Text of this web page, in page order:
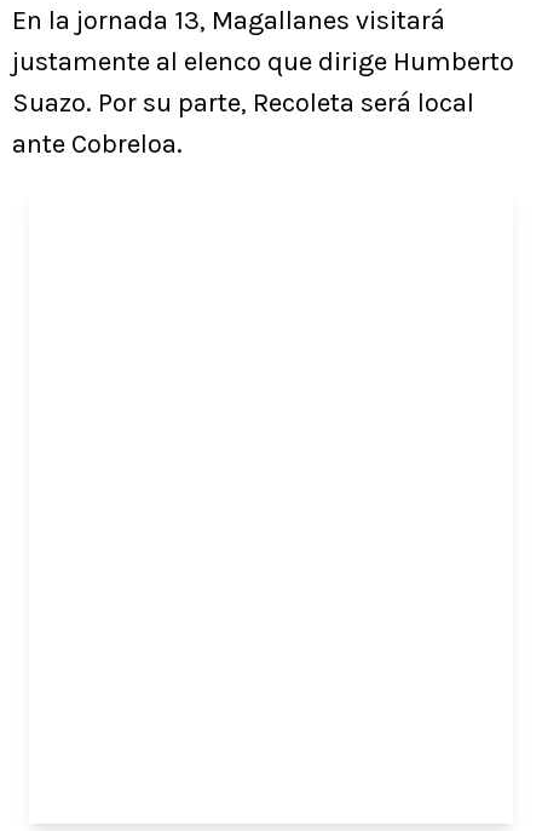
En la jornada 13, Magallanes visitará
justamente al elenco que dirige Humberto
Suazo. Por su parte, Recoleta será local
ante Cobreloa.